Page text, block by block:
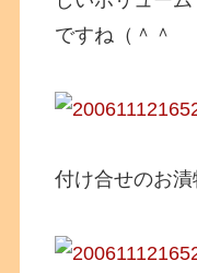
ですね（＾＾
付け合せのお漬